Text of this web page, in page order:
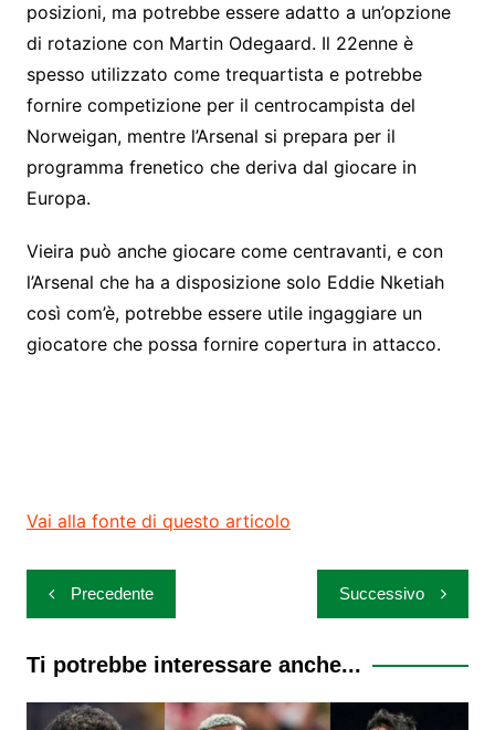
posizioni, ma potrebbe essere adatto a un’opzione
di rotazione con Martin Odegaard. Il 22enne è
spesso utilizzato come trequartista e potrebbe
fornire competizione per il centrocampista del
Norweigan, mentre l’Arsenal si prepara per il
programma frenetico che deriva dal giocare in
Europa.
Vieira può anche giocare come centravanti, e con
l’Arsenal che ha a disposizione solo Eddie Nketiah
così com’è, potrebbe essere utile ingaggiare un
giocatore che possa fornire copertura in attacco.
Vai alla fonte di questo articolo
Navigazione
articoli
Precedente Successivo
Ti potrebbe interessare anche...